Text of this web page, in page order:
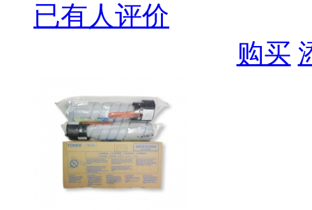
已有人评价
购买